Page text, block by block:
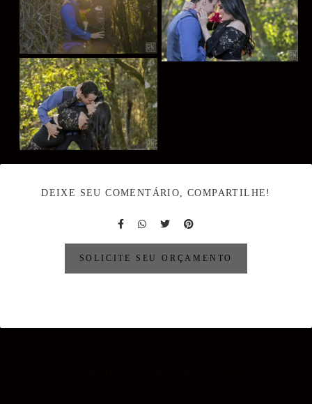
DEIXE SEU COMENTÁRIO, COMPARTILHE!
SOLICITE SEU ORÇAMENTO